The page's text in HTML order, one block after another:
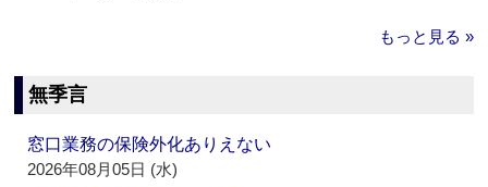
もっと見る »
無季言
窓口業務の保険外化ありえない
2026年08月05日 (水)